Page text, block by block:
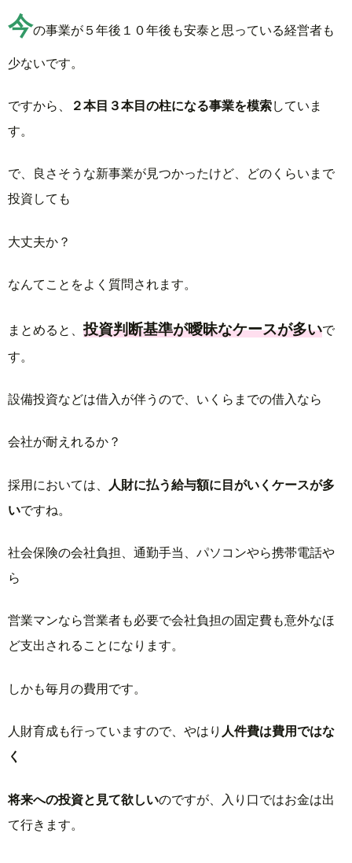
今の事業が５年後１０年後も安泰と思っている経営者も
少ないです。
ですから、 ２本目３本目の柱になる事業を模索していま
す。
で、良さそうな新事業が見つかったけど、どのくらいまで
投資しても
大丈夫か？
なんてことをよく質問されます。
まとめると、投資判断基準が曖昧なケースが多いで
す。
設備投資などは借入が伴うので、いくらまでの借入なら
会社が耐えれるか？
採用においては、
人財に払う給与額に目がいくケースが多
いですね。
社会保険の会社負担、通勤手当、パソコンやら携帯電話や
ら
営業マンなら営業者も必要で会社負担の固定費も意外なほ
ど支出されることになります。
しかも毎月の費用です。
人財育成も行っていますので、やはり 人件費は費用ではな
く
将来への投資と見て欲しいのですが、入り口ではお金は出
て行きます。